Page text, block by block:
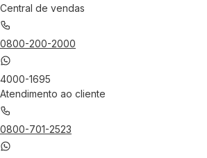
Central de vendas
0800-200-2000
4000-1695
Atendimento ao cliente
0800-701-2523